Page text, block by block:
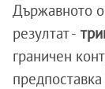
Държавното
резултат -
граничен